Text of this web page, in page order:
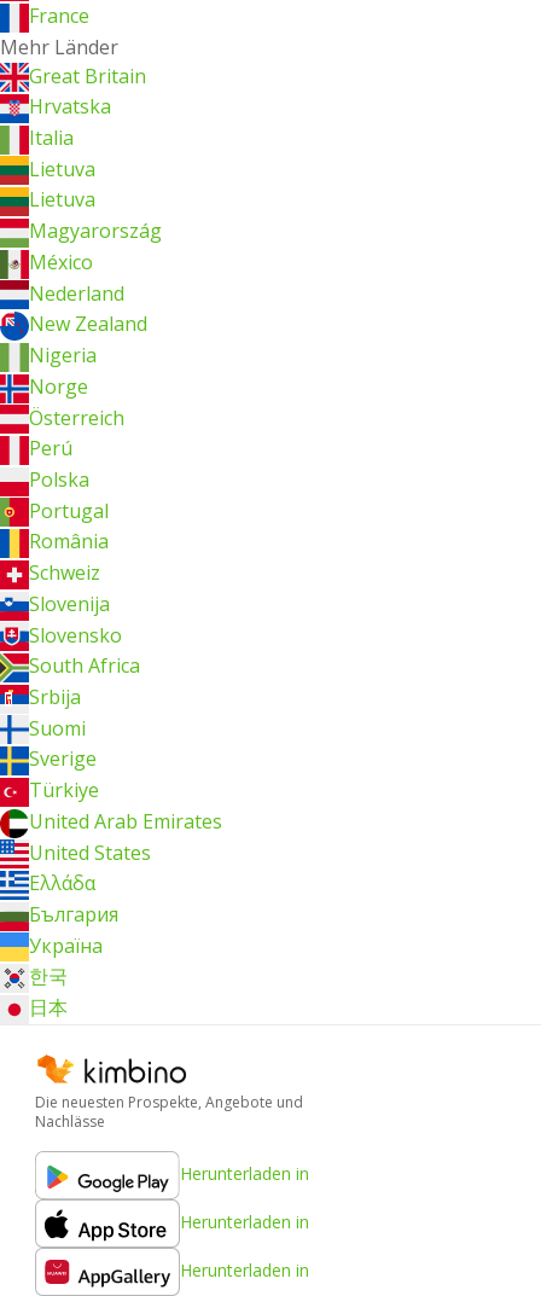
France
Mehr Länder
Great Britain
Hrvatska
Italia
Lietuva
Lietuva
Magyarország
México
Nederland
New Zealand
Nigeria
Norge
Österreich
Perú
Polska
Portugal
România
Schweiz
Slovenija
Slovensko
South Africa
Srbija
Suomi
Sverige
Türkiye
United Arab Emirates
United States
Ελλάδα
България
Україна
한국
日本
Die neuesten Prospekte, Angebote und
Nachlässe
Herunterladen in
Herunterladen in
Herunterladen in